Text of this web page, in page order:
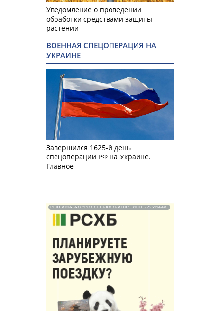
Уведомление о проведении
обработки средствами защиты
растений
ВОЕННАЯ СПЕЦОПЕРАЦИЯ НА
УКРАИНЕ
Завершился 1625-й день
спецоперации РФ на Украине.
Главное
РЕКЛАМА АО "РОССЕЛЬХОЗБАНК". ИНН 772511448.